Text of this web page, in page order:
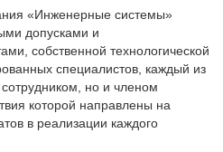
«Инженерные системы»
допусками и
собственной технологической
специалистов, каждый из
но и членом
которой направлены на
в реализации каждого